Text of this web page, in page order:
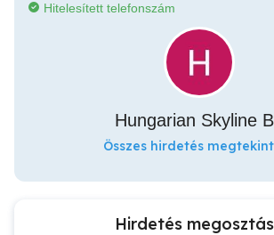
Hitelesített telefonszám
Hungarian Skyline
Összes hirdetés
Hirdetés